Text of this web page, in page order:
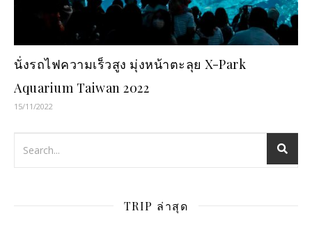
นั่งรถไฟความเร็วสูง มุ่งหน้าตะลุย X-Park
Aquarium Taiwan 2022
15/11/2022
TRIP ล่าสุด